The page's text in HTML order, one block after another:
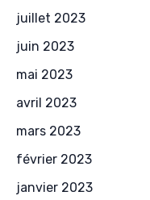
juillet 2023
juin 2023
mai 2023
avril 2023
mars 2023
février 2023
janvier 2023